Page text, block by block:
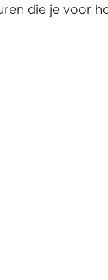
die je voor